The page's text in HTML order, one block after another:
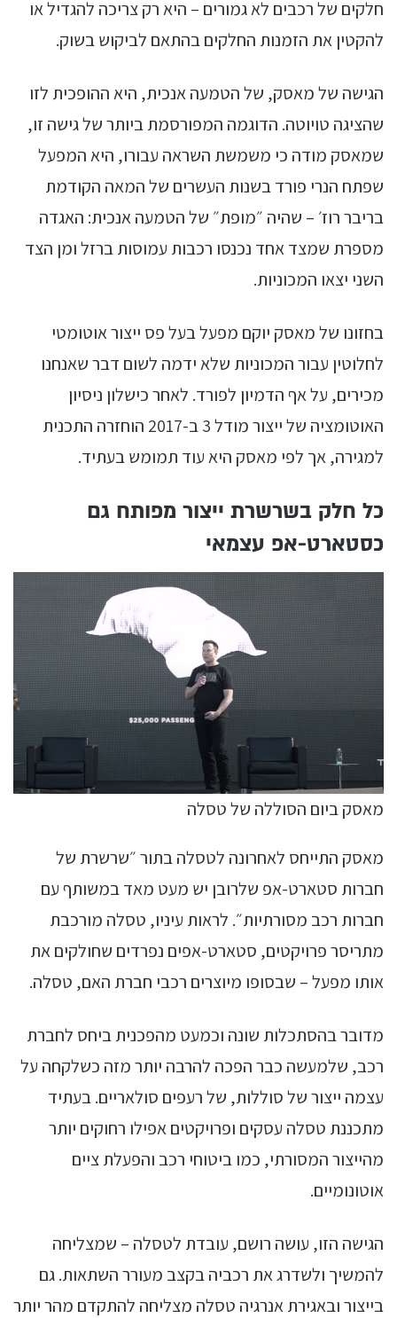
חלקים של רכבים לא גמורים – היא רק צריכה להגדיל או
להקטין את הזמנות החלקים בהתאם לביקוש בשוק.
הגישה של מאסק, של הטמעה אנכית, היא ההופכית לזו
שהציגה טויוטה. הדוגמה המפורסמת ביותר של גישה זו,
שמאסק מודה כי משמשת השראה עבורו, היא המפעל
שפתח הנרי פורד בשנות העשרים של המאה הקודמת
בריבר רוז׳ – שהיה ״מופת״ של הטמעה אנכית: האגדה
מספרת שמצד אחד נכנסו רכבות עמוסות ברזל ומן הצד
השני יצאו המכוניות.
בחזונו של מאסק יוקם מפעל בעל פס ייצור אוטומטי
לחלוטין עבור המכוניות שלא ידמה לשום דבר שאנחנו
מכירים, על אף הדמיון לפורד. לאחר כישלון ניסיון
האוטומציה של ייצור מודל 3 ב-2017 הוחזרה התכנית
למגירה, אך לפי מאסק היא עוד תמומש בעתיד.
כל חלק בשרשרת ייצור מפותח גם
כסטארט-אפ עצמאי
מאסק ביום הסוללה של טסלה
מאסק התייחס לאחרונה לטסלה בתור ״שרשרת של
חברות סטארט-אפ שלרובן יש מעט מאד במשותף עם
חברות רכב מסורתיות״. לראות עיניו, טסלה מורכבת
מתריסר פרויקטים, סטארט-אפים נפרדים שחולקים את
אותו מפעל – שבסופו מיוצרים רכבי חברת האם, טסלה.
מדובר בהסתכלות שונה וכמעט מהפכנית ביחס לחברת
רכב, שלמעשה כבר הפכה להרבה יותר מזה כשלקחה על
עצמה ייצור של סוללות, של רעפים סולאריים. בעתיד
מתכננת טסלה עסקים ופרויקטים אפילו רחוקים יותר
מהייצור המסורתי, כמו ביטוחי רכב והפעלת ציים
אוטונומיים.
הגישה הזו, עושה רושם, עובדת לטסלה – שמצליחה
להמשיך ולשדרג את רכביה בקצב מעורר השתאות. גם
בייצור ובאגירת אנרגיה טסלה מצליחה להתקדם מהר יותר